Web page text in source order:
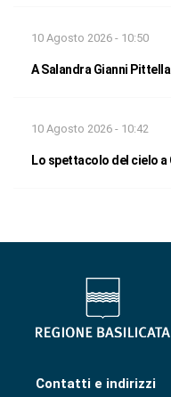
10 Agosto 2026 - 10:50
A Salandra Gianni
10 Agosto 2026 - 10:42
Lo spettacolo del cielo
Contatti e indirizzi